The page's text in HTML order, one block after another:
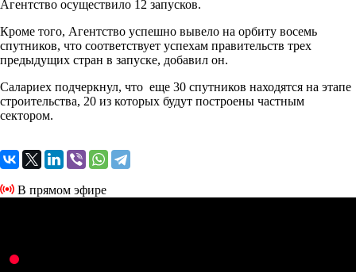
Агентство осуществило 12 запусков.
Кроме того, Агентство успешно вывело на орбиту восемь
спутников, что соответствует успехам правительств трех
предыдущих стран в запуске, добавил он.
Салариех подчеркнул, что еще 30 спутников находятся на этапе
строительства, 20 из которых будут построены частным
сектором.
В прямом эфире